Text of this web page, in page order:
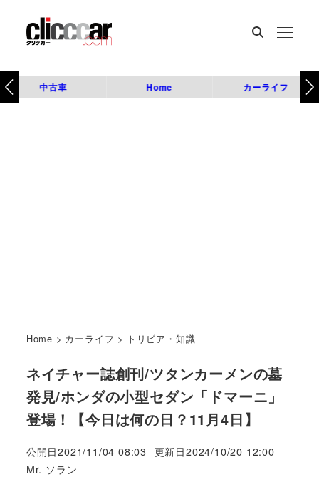
中古車 Home カーライフ
Home > カーライフ > トリビア・知識
ネイチャー誌創刊/ツタンカーメンの墓
発見/ホンダの小型セダン「ドマーニ」
登場！【今日は何の日？11月4日】
公開日2021/11/04 08:03 更新日2024/10/20 12:00
著
Mr. ソラン